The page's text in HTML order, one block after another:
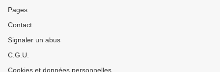
Pages
Contact
Signaler un abus
C.G.U.
Cookies et données personnelles